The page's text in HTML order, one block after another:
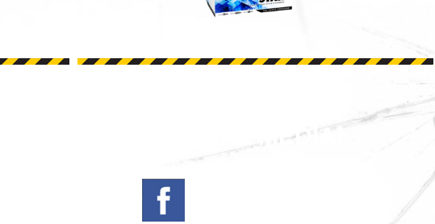
VOLG ONS OP SOCIAL MEDIA!